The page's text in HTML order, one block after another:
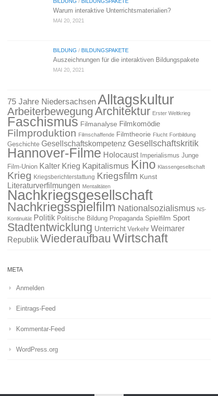
Warum interaktive Unterrichtsmaterialien?
MAI 20, 2021
BILDUNG / BILDUNGSPAKETE
Auszeichnungen für die interaktiven Bildungspakete
MAI 20, 2021
75 Jahre Niedersachsen Alltagskultur
Arbeiterbewegung Architektur Erster Weltkrieg
Faschismus Filmanalyse Filmkomödie
Filmproduktion Filmschaffende Filmtheorie Flucht Fortbildung
Geschichte Gesellschaftskompetenz Gesellschaftskritik
Hannover-Filme Holocaust Imperialismus Junge
Film-Union Kalter Krieg Kapitalismus Kino Klassengesellschaft
Krieg Kriegsberichterstattung Kriegsfilm Kunst
Literaturverfilmungen Mentalitäten
Nachkriegsgesellschaft
Nachkriegsspielfilm Nationalsozialismus NS-
Kontinuität Politik Politische Bildung Propaganda Spielfilm Sport
Stadtentwicklung Unterricht Verkehr Weimarer
Republik WiederaufbauWirtschaft
META
Anmelden
Eintrags-Feed
Kommentar-Feed
WordPress.org